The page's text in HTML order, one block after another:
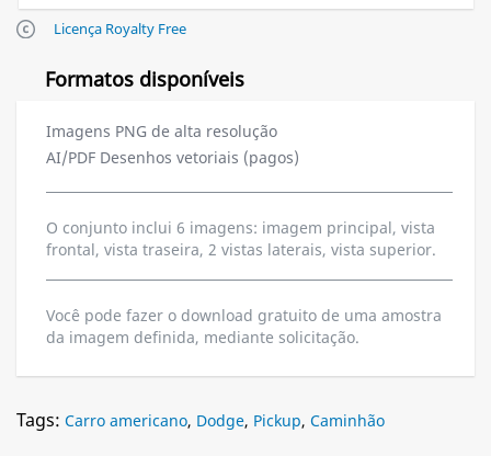
Licença Royalty Free
Formatos disponíveis
Imagens PNG de alta resolução
AI/PDF Desenhos vetoriais (pagos)
O conjunto inclui 6 imagens: imagem principal, vista
frontal, vista traseira, 2 vistas laterais, vista superior.
Você pode fazer o download gratuito de uma amostra
da imagem definida, mediante solicitação.
Tags: Carro americano, Dodge, Pickup, Caminhão